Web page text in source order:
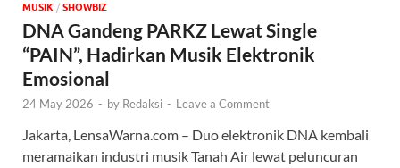
MUSIK / ‎SHOWBIZ
DNA Gandeng PARKZ Lewat Single
“PAIN”, Hadirkan Musik Elektronik
Emosional
24 May 2026 - by Redaksi - Leave a Comment
Jakarta, LensaWarna.com – Duo elektronik DNA kembali
meramaikan industri musik Tanah Air lewat peluncuran